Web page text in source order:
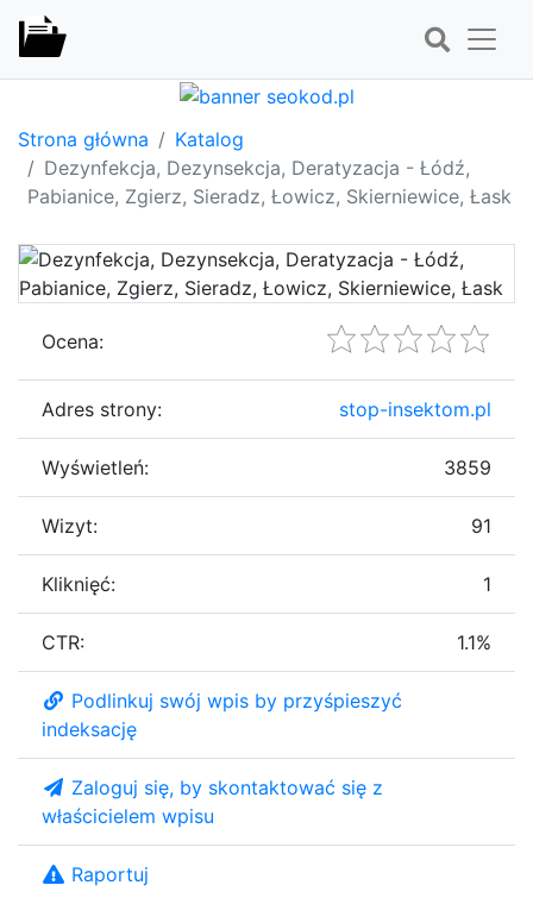
Strona główna
Katalog
Dezynfekcja, Dezynsekcja, Deratyzacja - Łódź,
Pabianice, Zgierz, Sieradz, Łowicz, Skierniewice, Łask
Ocena:
Adres strony: stop-insektom.pl
Wyświetleń: 3859
Wizyt: 91
Kliknięć: 1
CTR: 1.1%
Podlinkuj swój wpis by przyśpieszyć
indeksację
Zaloguj się, by skontaktować się z
właścicielem wpisu
Raportuj